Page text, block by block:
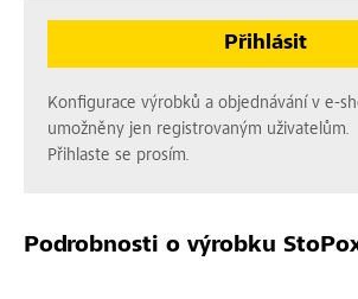
Přihlásit
Konfigurace výrobků a objednávání v e-
umožněny jen registrovaným uživatelům.
Přihlaste se prosím.
Podrobnosti o výrobku